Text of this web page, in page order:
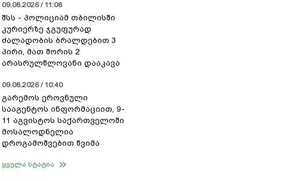
09.08.2026 / 11:08
შსს - პოლიციამ თბილისში
კურიერზე ჯგუფურად
ძალადობის ბრალდებით 3
პირი, მათ შორის 2
არასრულწლოვანი დააკავა
09.08.2026 / 10:40
გარემოს ეროვნული
სააგენტოს ინფორმაციით, 9-
11 აგვისტოს საქართველოში
მოსალოდნელია
დროგამოშვებით წვიმა
ყველა სტატია